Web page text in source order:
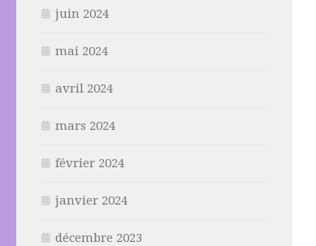
juin 2024
mai 2024
avril 2024
mars 2024
février 2024
janvier 2024
décembre 2023